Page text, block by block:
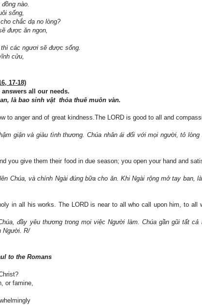
nào.
sống,
chắc dạ no lòng?
được ăn ngon,
các ngươi sẽ được sống.
cửu,
17-18)
all our needs.
là bao sinh vật thỏa thuê muôn vàn.
to anger and of great kindness.The LORD is good to all and
giận và giàu tình thương. Chúa nhân ái đối với mọi người, tỏ lòng
you give them their food in due season; you open your hand and
Chúa, và chính Ngài đúng bữa cho ăn. Khi Ngài rộng mở tay ban,
in all his works. The LORD is near to all who call upon him, to all
đầy yêu thương trong mọi việc Người làm. Chúa gần gũi tất cả
Người. R/
to the Romans
or famine,